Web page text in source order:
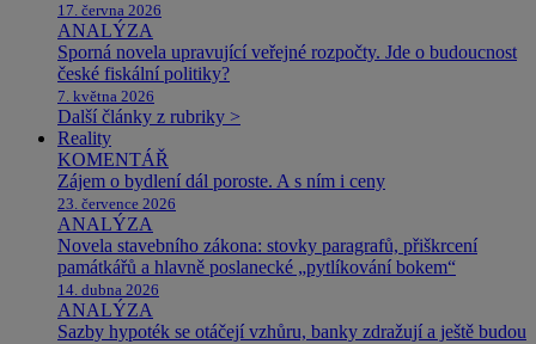
17. června 2026
ANALÝZA
Sporná novela upravující veřejné rozpočty. Jde o budoucnost
české fiskální politiky?
7. května 2026
Další články z rubriky >
Reality
KOMENTÁŘ
Zájem o bydlení dál poroste. A s ním i ceny
23. července 2026
ANALÝZA
Novela stavebního zákona: stovky paragrafů, přiškrcení
památkářů a hlavně poslanecké „pytlíkování bokem“
14. dubna 2026
ANALÝZA
Sazby hypoték se otáčejí vzhůru, banky zdražují a ještě budou